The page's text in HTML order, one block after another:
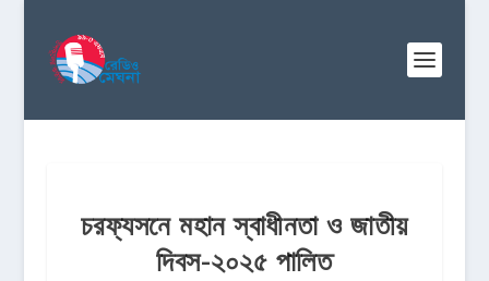
চরফ্যসনে মহান স্বাধীনতা ও জাতীয়
দিবস-২০২৫ পালিত